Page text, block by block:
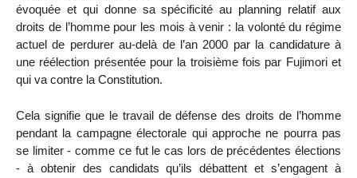
évoquée et qui donne sa spécificité au planning relatif aux
droits de l’homme pour les mois à venir : la volonté du régime
actuel de perdurer au-delà de l’an 2000 par la candidature à
une réélection présentée pour la troisième fois par Fujimori et
qui va contre la Constitution.
Cela signifie que le travail de défense des droits de l’homme
pendant la campagne électorale qui approche ne pourra pas
se limiter - comme ce fut le cas lors de précédentes élections
- à obtenir des candidats qu’ils débattent et s’engagent à